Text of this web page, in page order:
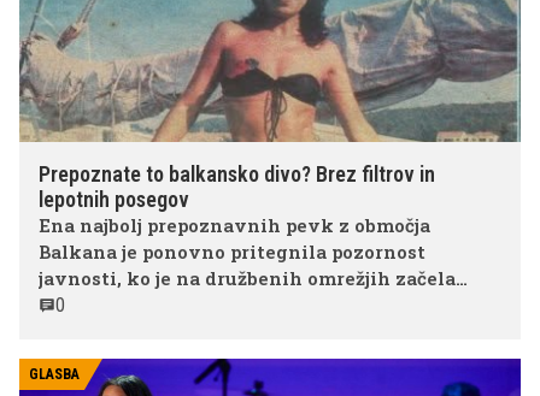
Prepoznate to balkansko divo? Brez filtrov in
lepotnih posegov
Ena najbolj prepoznavnih pevk z območja
Balkana je ponovno pritegnila pozornost
javnosti, ko je na družbenih omrežjih začela
znova krožiti njena arhivska fotografija.
0
GLASBA